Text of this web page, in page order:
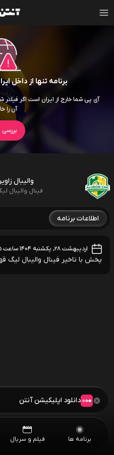
برنامه تنها از داخل
آن را
بررسی
والیبال
فینال والیبال
اطلاعات برنامه
اردیبهشت ۲۸, یکشنبه ۱۴۰۴ ساعت ۱۸:۰۵
پخش با تاخیر فینال والیبال لیگ
برنامه ها فیلم و سریال
دانلود اپلیکیشن آنتن